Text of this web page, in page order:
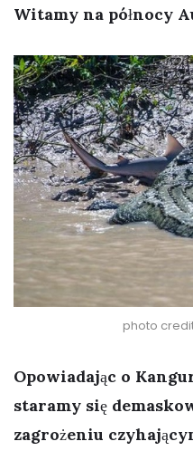
Witamy na północy
photo
Opowiadając o
staramy się
zagrożeniu